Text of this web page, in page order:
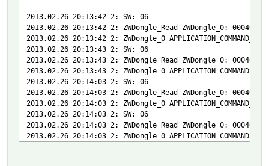
2013.02.26 20:13:42 2: SW: 06
2013.02.26 20:13:42 2: ZWDongle_Read ZWDongle_0:
2013.02.26 20:13:42 2: ZWDongle_0
2013.02.26 20:13:43 2: SW: 06
2013.02.26 20:13:43 2: ZWDongle_Read ZWDongle_0:
2013.02.26 20:13:43 2: ZWDongle_0
2013.02.26 20:14:03 2: SW: 06
2013.02.26 20:14:03 2: ZWDongle_Read ZWDongle_0:
2013.02.26 20:14:03 2: ZWDongle_0
2013.02.26 20:14:03 2: SW: 06
2013.02.26 20:14:03 2: ZWDongle_Read ZWDongle_0:
2013.02.26 20:14:03 2: ZWDongle_0